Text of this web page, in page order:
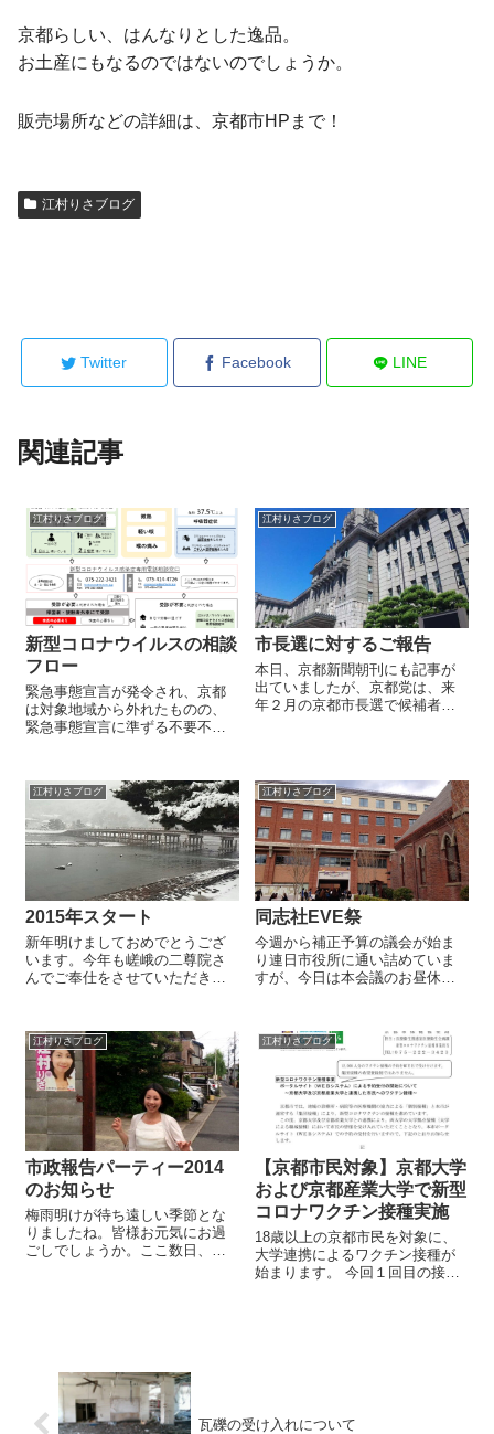
京都らしい、はんなりとした逸品。
お土産にもなるのではないのでしょうか。
販売場所などの詳細は、京都市HPまで！
江村りさブログ
Twitter Facebook LINE
関連記事
江村りさブログ
新型コロナウイルスの相談
フロー
緊急事態宣言が発令され、京都
は対象地域から外れたものの、
緊急事態宣言に準ずる不要不急
の一週間で倍近く（４月２日、
88件→４月８日、155件）に膨れ
上がっています。 「体調不良で
コ...
江村りさブログ
市長選に対するご報告
本日、京都新聞朝刊にも記事が
出ていましたが、京都党は、来
年２月の京都市長選で候補者の
今はとにかく、まだまだ立ち上
がったばかり...
江村りさブログ
2015年スタート
新年明けましておめでとうござ
います。今年も嵯峨の二尊院さ
んでご奉仕をさせていただき年
り、夜に地域の方と二尊院さん
に伺うと京都に帰ってきたこと
や市議として仕事をさせてもら
えていることの醍...
江村りさブログ
同志社EVE祭
今週から補正予算の議会が始ま
り連日市役所に通い詰めていま
すが、今日は本会議のお昼休憩
活動をしてくれている学生部が
ちょうどお昼にLIVEの出番とい
うこともあり、滞在時間は２０
分も取れま...
江村りさブログ
市政報告パーティー2014
のお知らせ
梅雨明けが待ち遠しい季節とな
りましたね。皆様お元気にお過
ごしでしょうか。ここ数日、顧
江村りさブログ
【京都市民対象】京都大学
および京都産業大学で新型
コロナワクチン接種実施
18歳以上の京都市民を対象に、
大学連携によるワクチン接種が
始まります。 今回１回目の接種
瓦礫の受け入れについて